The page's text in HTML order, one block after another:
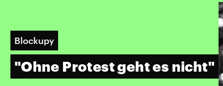
Blockupy
"Ohne Protest geht es nicht"